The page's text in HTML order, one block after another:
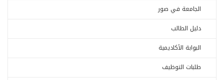
الجامعة في صور
دليل الطالب
البوابة الأكاديمية
طلبات التوظيف